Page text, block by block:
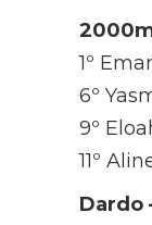
1º
6º
9º
11º
Dardo